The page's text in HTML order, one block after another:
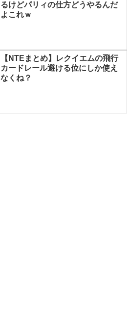
るけどパリィの仕方どうやるんだ
よこれｗ
【NTEまとめ】レクイエムの飛行
カードレール避ける位にしか使え
なくね？